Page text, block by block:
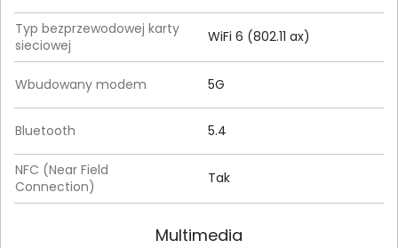
Typ bezprzewodowej karty
sieciowej
WiFi 6 (802.11 ax)
Wbudowany modem 5G
Bluetooth 5.4
NFC (Near Field
Connection)
Tak
Multimedia